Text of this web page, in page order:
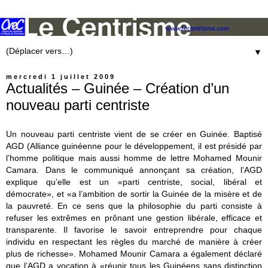
▼
mercredi 1 juillet 2009
Actualités – Guinée – Création d’un
nouveau parti centriste
Un nouveau parti centriste vient de se créer en Guinée. Baptisé
AGD (Alliance guinéenne pour le développement, il est présidé par
l’homme politique mais aussi homme de lettre Mohamed Mounir
Camara. Dans le communiqué annonçant sa création, l’AGD
explique qu’elle est un «parti centriste, social, libéral et
démocrate», et «a l’ambition de sortir la Guinée de la misère et de
la pauvreté. En ce sens que la philosophie du parti consiste à
refuser les extrêmes en prônant une gestion libérale, efficace et
transparente. Il favorise le savoir entreprendre pour chaque
individu en respectant les règles du marché de manière à créer
plus de richesse». Mohamed Mounir Camara a également déclaré
que l’AGD a vocation à «réunir tous les Guinéens sans distinction